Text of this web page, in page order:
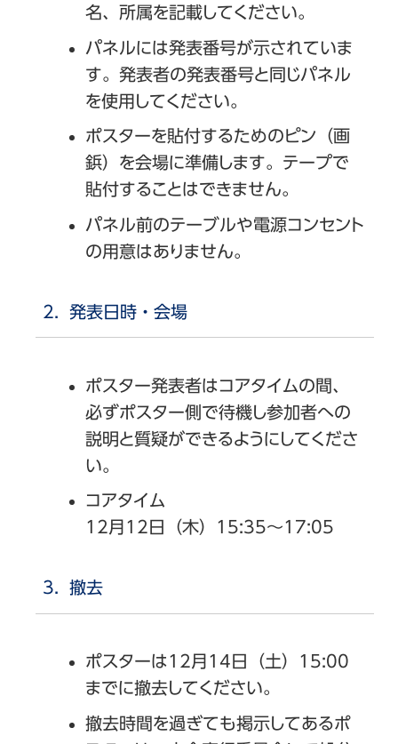
名、所属を記載してください。
パネルには発表番号が示されていま
す。発表者の発表番号と同じパネル
を使用してください。
ポスターを貼付するためのピン（画
鋲）を会場に準備します。テープで
貼付することはできません。
パネル前のテーブルや電源コンセント
の用意はありません。
発表日時・会場
ポスター発表者はコアタイムの間、
必ずポスター側で待機し参加者への
説明と質疑ができるようにしてくださ
い。
コアタイム
12月12日（木）15:35～17:05
撤去
ポスターは12月14日（土）15:00
までに撤去してください。
撤去時間を過ぎても掲示してあるポ